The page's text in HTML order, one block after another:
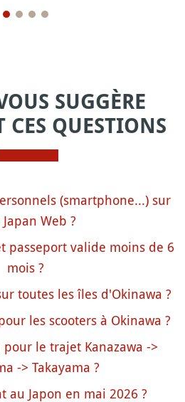
SUGGÈRE
CES QUESTIONS
(smartphone...) sur
Web ?
passeport valide moins de 6
mois ?
toutes les îles d'Okinawa ?
les scooters à Okinawa ?
le trajet Kanazawa ->
-> Takayama ?
au Japon en mai 2026 ?